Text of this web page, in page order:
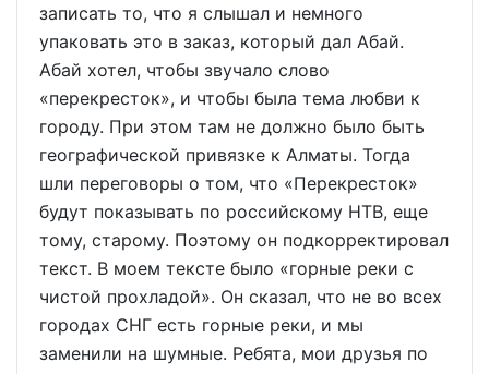
записать то, что я слышал и немного
упаковать это в заказ, который дал Абай.
Абай хотел, чтобы звучало слово
«перекресток», и чтобы была тема любви к
городу. При этом там не должно было быть
географической привязке к Алматы. Тогда
шли переговоры о том, что «Перекресток»
будут показывать по российскому НТВ, еще
тому, старому. Поэтому он подкорректировал
текст. В моем тексте было «горные реки с
чистой прохладой». Он сказал, что не во всех
городах СНГ есть горные реки, и мы
заменили на шумные. Ребята, мои друзья по